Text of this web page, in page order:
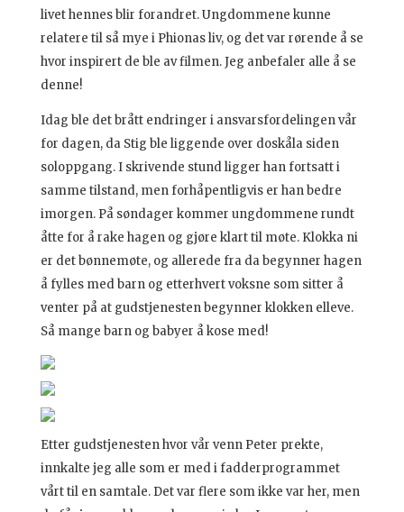
livet hennes blir forandret. Ungdommene kunne
relatere til så mye i Phionas liv, og det var rørende å se
hvor inspirert de ble av filmen. Jeg anbefaler alle å se
denne!
Idag ble det brått endringer i ansvarsfordelingen vår
for dagen, da Stig ble liggende over doskåla siden
soloppgang. I skrivende stund ligger han fortsatt i
samme tilstand, men forhåpentligvis er han bedre
imorgen. På søndager kommer ungdommene rundt
åtte for å rake hagen og gjøre klart til møte. Klokka ni
er det bønnemøte, og allerede fra da begynner hagen
å fylles med barn og etterhvert voksne som sitter å
venter på at gudstjenesten begynner klokken elleve.
Så mange barn og babyer å kose med!
Etter gudstjenesten hvor vår venn Peter prekte,
innkalte jeg alle som er med i fadderprogrammet
vårt til en samtale. Det var flere som ikke var her, men